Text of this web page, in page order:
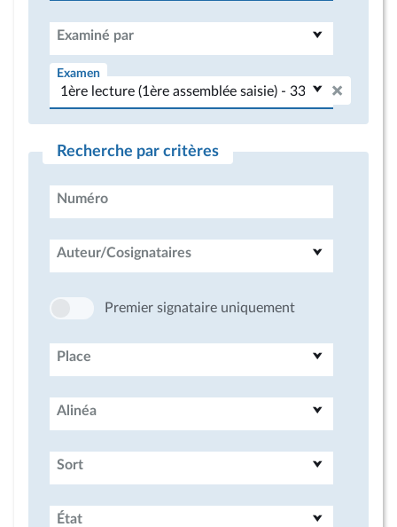
Examiné par
Examen
Recherche par critères
Numéro
Auteur/Cosignataires
Premier signataire uniquement
Place
Alinéa
Sort
État